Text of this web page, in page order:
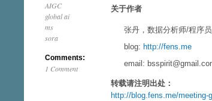
AIGC
global ai
ms
sora
Comments:
1 Comment
关于作者
张丹，数据分析师/程序
blog: http://fens.me
email:
转载请注明出处：
http://blog.fens.me/meeting-